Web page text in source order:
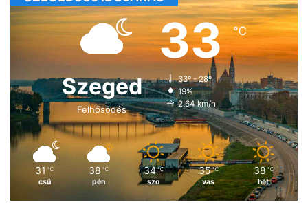
Szeged
Felhősödés
33℃
33º - 28º
19%
2.64 km/h
31 ℃
csü
38 ℃
pén
34 ℃
szo
35 ℃
vas
38 ℃
hét